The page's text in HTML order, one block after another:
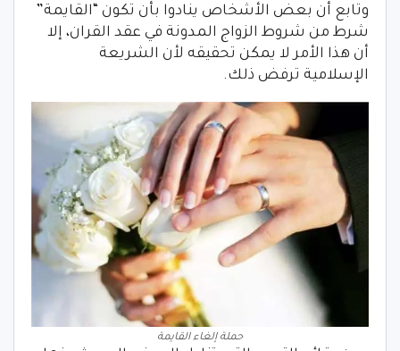
وتابع أن بعض الأشخاص ينادوا بأن تكون “القايمة”
شرط من شروط الزواج المدونة في عقد القران، إلا
أن هذا الأمر لا يمكن تحقيقه لأن الشريعة
الإسلامية ترفض ذلك.
حملة إلغاء القايمة